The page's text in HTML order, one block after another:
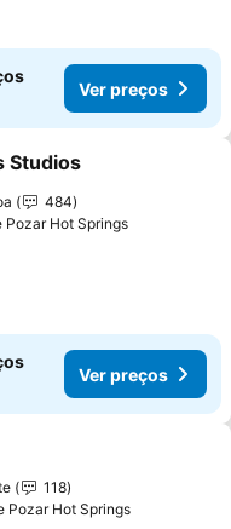
Ver preços
aos favoritos
Studios
484
Pozar Hot Springs
Ver preços
aos favoritos
118
Pozar Hot Springs